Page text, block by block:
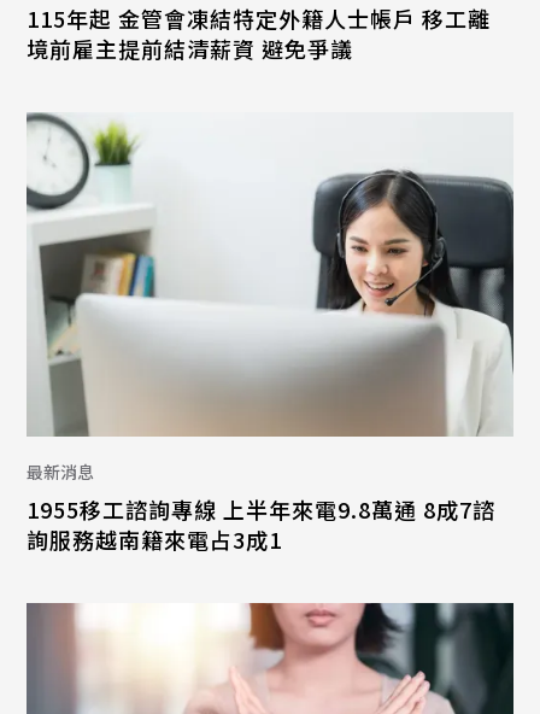
115年起 金管會凍結特定外籍人士帳戶 移工離
境前雇主提前結清薪資 避免爭議
最新消息
1955移工諮詢專線 上半年來電9.8萬通 8成7諮
詢服務越南籍來電占3成1